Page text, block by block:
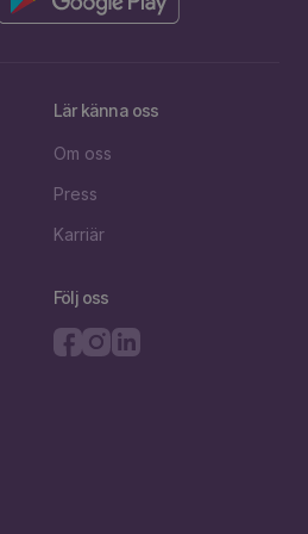
Lär känna oss
Om oss
Press
Karriär
Följ oss